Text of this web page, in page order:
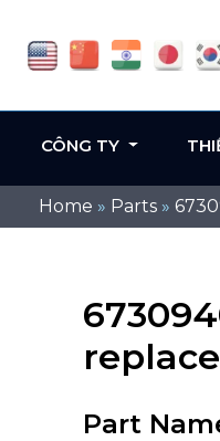
Home » Parts »
Part
CÔNG TY